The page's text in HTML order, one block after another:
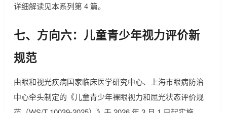
详细解读见本系列第 4 篇。
七、方向六：儿童青少年视力评价新
规范
由眼和视光疾病国家临床医学研究中心、上海市眼病防治
中心牵头制定的《儿童青少年裸眼视力和屈光状态评价规